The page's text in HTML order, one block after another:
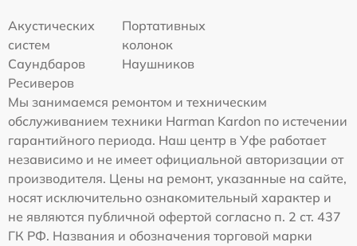
Акустических
систем
Портативных
колонок
Саундбаров
Наушников
Ресиверов
Мы занимаемся ремонтом и техническим
обслуживанием техники Harman Kardon по истечении
гарантийного периода. Наш центр в Уфе работает
независимо и не имеет официальной авторизации от
производителя. Цены на ремонт, указанные на сайте,
носят исключительно ознакомительный характер и
не являются публичной офертой согласно п. 2 ст. 437
ГК РФ. Названия и обозначения торговой марки